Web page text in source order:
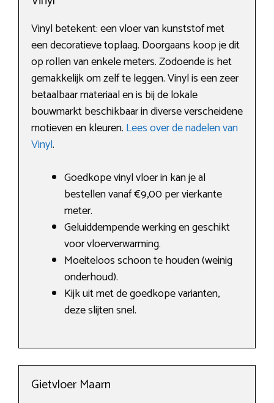
Vinyl betekent: een vloer van kunststof met
een decoratieve toplaag. Doorgaans koop je dit
op rollen van enkele meters. Zodoende is het
gemakkelijk om zelf te leggen. Vinyl is een zeer
betaalbaar materiaal en is bij de lokale
bouwmarkt beschikbaar in diverse verscheidene
motieven en kleuren. Lees over de nadelen van
Vinyl.
Goedkope vinyl vloer in kan je al
bestellen vanaf €9,00 per vierkante
meter.
Geluiddempende werking en geschikt
voor vloerverwarming.
Moeiteloos schoon te houden (weinig
onderhoud).
Kijk uit met de goedkope varianten,
deze slijten snel.
Gietvloer Maarn